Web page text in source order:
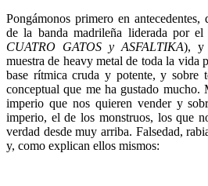
Pongámonos primero en antecedentes,
de la banda madrileña liderada por el
CUATRO GATOS y ASFALTIKA), y
muestra de heavy metal de toda la vida
base rítmica cruda y potente, y sobre
conceptual que me ha gustado mucho.
imperio que nos quieren vender y
imperio, el de los monstruos, los que
verdad desde muy arriba. Falsedad,
y, como explican ellos mismos: